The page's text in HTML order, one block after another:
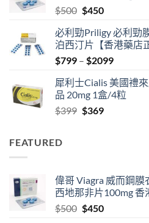
$500 Original
was:
$500.
$450Current
is:
$450.
必利勁Priligy 必利勁
泊西汀片【香港藥店
$799 – $2099Price
$799
through
犀利士Cialis 美國禮
品 20mg 1盒/4粒
$399 Original
$369Current
FEATURED
偉哥 Viagra 威而鋼
西地那非片100mg 香
$500 Original
$450Current